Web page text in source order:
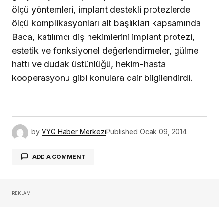
ölçü yöntemleri, implant destekli protezlerde
ölçü komplikasyonları alt başlıkları kapsamında
Baca, katılımcı diş hekimlerini implant protezi,
estetik ve fonksiyonel değerlendirmeler, gülme
hattı ve dudak üstünlüğü, hekim-hasta
kooperasyonu gibi konulara dair bilgilendirdi.
by VYG Haber MerkeziPublished Ocak 09, 2014
ADD A COMMENT
REKLAM